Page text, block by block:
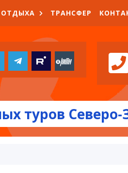
ОТДЫХА ТРАНСФЕР
туров Северо-